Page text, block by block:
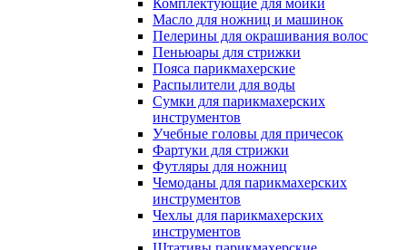
Комплектующие для мойки
Масло для ножниц и машинок
Пелерины для окрашивания волос
Пеньюары для стрижки
Пояса парикмахерские
Распылители для воды
Сумки для парикмахерских
инструментов
Учебные головы для причесок
Фартуки для стрижки
Футляры для ножниц
Чемоданы для парикмахерских
инструментов
Чехлы для парикмахерских
инструментов